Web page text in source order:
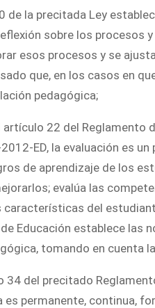
de la precitada Ley
sobre los procesos
esos procesos y se
que, en los casos en
pedagógica;
22 del Reglamento
ED, la evaluación es
de aprendizaje de los
evalúa las
características del
Educación establece las
tomando en cuenta
34 del precitado
es permanente, continua,